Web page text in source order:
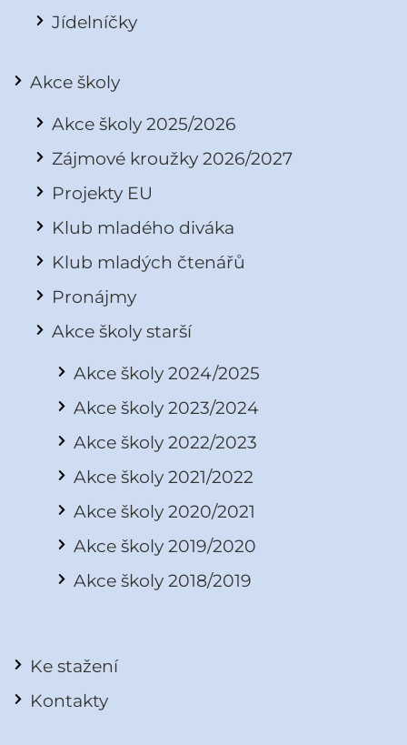
Jídelníčky
Akce školy
Akce školy 2025/2026
Zájmové kroužky 2026/2027
Projekty EU
Klub mladého diváka
Klub mladých čtenářů
Pronájmy
Akce školy starší
Akce školy 2024/2025
Akce školy 2023/2024
Akce školy 2022/2023
Akce školy 2021/2022
Akce školy 2020/2021
Akce školy 2019/2020
Akce školy 2018/2019
Ke stažení
Kontakty